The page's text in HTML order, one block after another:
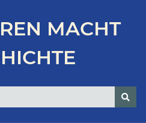
MACHT